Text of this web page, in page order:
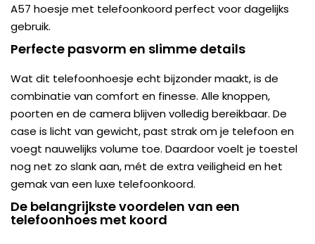
A57 hoesje met telefoonkoord perfect voor dagelijks
gebruik.
Perfecte pasvorm en slimme details
Wat dit telefoonhoesje echt bijzonder maakt, is de
combinatie van comfort en finesse. Alle knoppen,
poorten en de camera blijven volledig bereikbaar. De
case is licht van gewicht, past strak om je telefoon en
voegt nauwelijks volume toe. Daardoor voelt je toestel
nog net zo slank aan, mét de extra veiligheid en het
gemak van een luxe telefoonkoord.
De belangrijkste voordelen van een
telefoonhoes met koord